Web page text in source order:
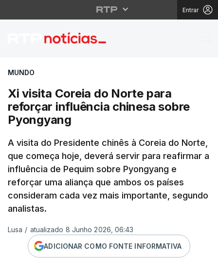
Entrar
Xi visita Coreia do
MUNDO
Xi visita Coreia do Norte para
reforçar influência chinesa sobre
Pyongyang
A visita do Presidente chinês à Coreia do Norte,
que começa hoje, deverá servir para reafirmar a
influência de Pequim sobre Pyongyang e
reforçar uma aliança que ambos os países
consideram cada vez mais importante, segundo
analistas.
Lusa / atualizado 8 Junho 2026, 06:43
ADICIONAR COMO FONTE INFORMATIVA